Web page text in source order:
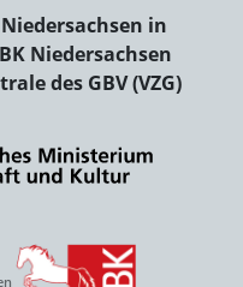
in
Niedersachsen
des GBV (VZG)